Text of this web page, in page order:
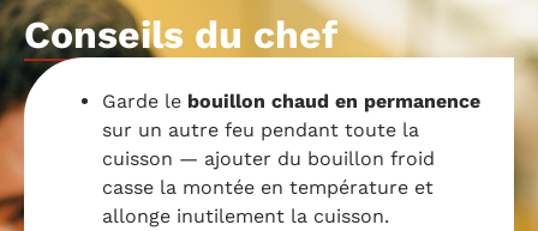
Conseils du chef
Garde le bouillon chaud en permanence
sur un autre feu pendant toute la
cuisson — ajouter du bouillon froid
casse la montée en température et
allonge inutilement la cuisson.